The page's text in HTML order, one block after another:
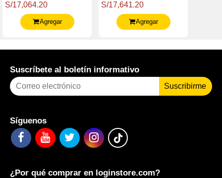
Gddr7, Pcie Gen 5.0
S/17,064.20
Agregar
Pcie Gen 5.0
S/17,641.20
Agregar
Suscríbete al boletín informativo
Suscribirme
Síguenos
¿Por qué comprar en loginstore.com?